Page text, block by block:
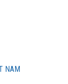
NAM